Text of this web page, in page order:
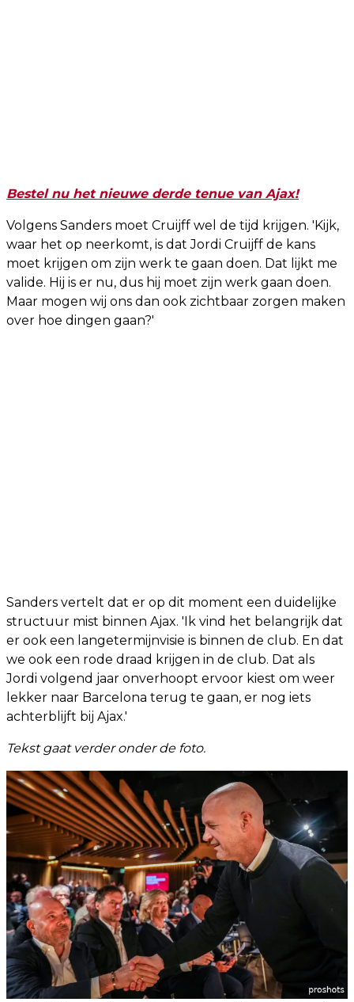
Bestel nu het nieuwe derde tenue van Ajax!
Volgens Sanders moet Cruijff wel de tijd krijgen. 'Kijk,
waar het op neerkomt, is dat Jordi Cruijff de kans
moet krijgen om zijn werk te gaan doen. Dat lijkt me
valide. Hij is er nu, dus hij moet zijn werk gaan doen.
Maar mogen wij ons dan ook zichtbaar zorgen maken
over hoe dingen gaan?'
Sanders vertelt dat er op dit moment een duidelijke
structuur mist binnen Ajax. 'Ik vind het belangrijk dat
er ook een langetermijnvisie is binnen de club. En dat
we ook een rode draad krijgen in de club. Dat als
Jordi volgend jaar onverhoopt ervoor kiest om weer
lekker naar Barcelona terug te gaan, er nog iets
achterblijft bij Ajax.'
Tekst gaat verder onder de foto.